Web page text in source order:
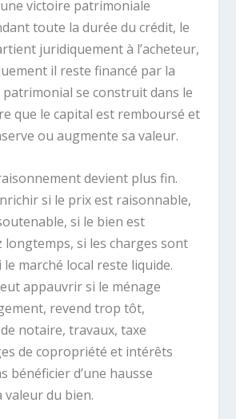
une victoire patrimoniale
toute la durée du crédit, le
juridiquement à l’acheteur,
il reste financé par la
patrimonial se construit dans le
que le capital est remboursé et
ou augmente sa valeur.
devient plus fin.
si le prix est raisonnable,
si le bien est
longtemps, si les charges sont
marché local reste liquide.
appauvrir si le ménage
revend trop tôt,
notaire, travaux, taxe
de copropriété et intérêts
bénéficier d’une hausse
valeur du bien.